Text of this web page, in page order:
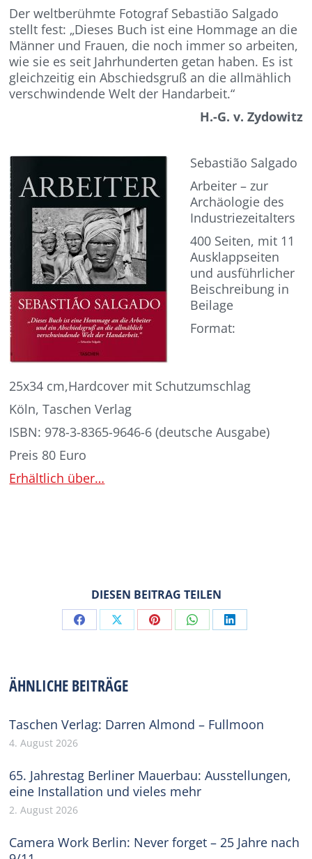
Der weltberühmte Fotograf Sebastião Salgado
stellt fest: „Dieses Buch ist eine Hommage an die
Männer und Frauen, die noch immer so arbeiten,
wie sie es seit Jahrhunderten getan haben. Es ist
gleichzeitig ein Abschiedsgruß an die allmählich
verschwindende Welt der Handarbeit.“
H.-G. v. Zydowitz
Sebastião Salgado
Arbeiter – zur
Archäologie des
Industriezeitalters
400 Seiten, mit 11
Ausklappseiten
und ausführlicher
Beischreibung in
Beilage
Format:
25x34 cm,Hardcover mit Schutzumschlag
Köln, Taschen Verlag
ISBN: 978-3-8365-9646-6 (deutsche Ausgabe)
Preis 80 Euro
Erhältlich über…
DIESEN BEITRAG TEILEN
Share Share Share Share Share
ÄHNLICHE BEITRÄGE
Taschen Verlag: Darren Almond – Fullmoon
4. August 2026
65. Jahrestag Berliner Mauerbau: Ausstellungen,
eine Installation und vieles mehr
2. August 2026
Camera Work Berlin: Never forget – 25 Jahre nach